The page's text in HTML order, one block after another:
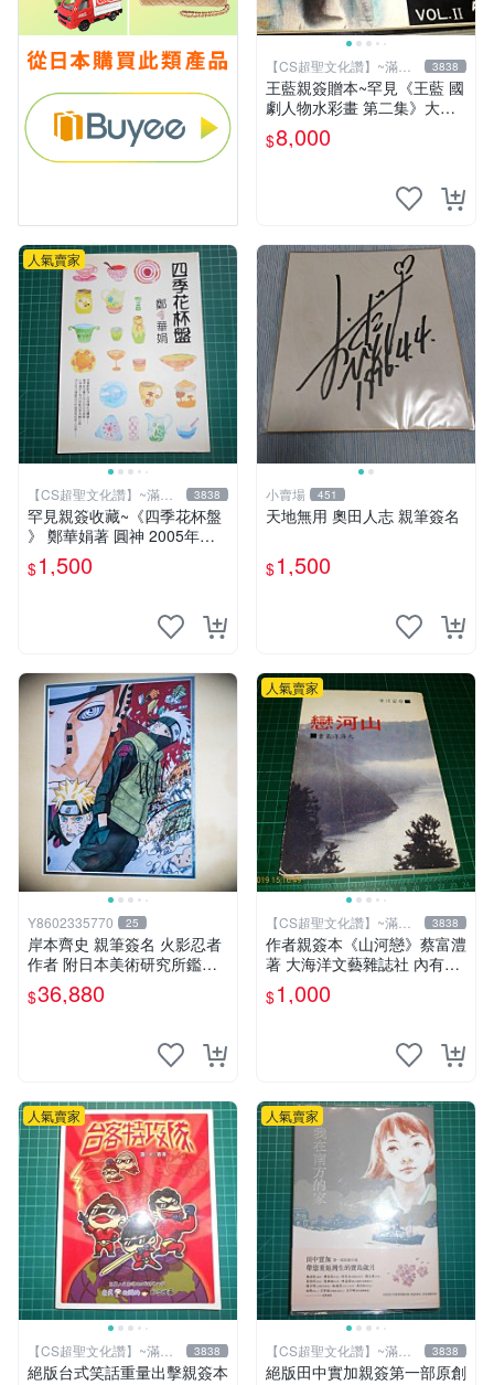
【CS超聖文化讚】~滿千
元送運
3838
王藍親簽贈本~罕見《王藍 國
劇人物水彩畫 第二集》大本
【 CS超聖文化讚】
$8,000
人氣賣家
【CS超聖文化讚】~滿千
元送運
3838
罕見親簽收藏~《四季花杯盤
》 鄭華娟著 圓神 2005年初
版【CS超聖文化2讚】
$1,500
小賣場 451
天地無用 奧田人志 親筆簽名
$1,500
Y8602335770 25
岸本齊史 親筆簽名 火影忍者
作者 附日本美術研究所鑑定
證明書 卡卡西 培英 鳴人 非
佐助 GEM Tsume 曉
$36,880
人氣賣家
【CS超聖文化讚】~滿千
元送運
3838
作者親簽本《山河戀》蔡富澧
著 大海洋文藝雜誌社 內有註
記【CS超聖文化讚】
$1,000
人氣賣家
【CS超聖文化讚】~滿千
元送運
3838
絕版台式笑話重量出擊親簽本
人氣賣家
【CS超聖文化讚】~滿千
元送運
3838
絕版田中實加親簽第一部原創